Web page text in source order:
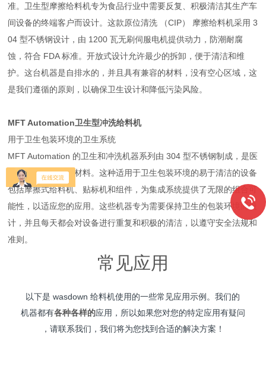
准。卫生型摩擦给料机专为食品行业中需要反复、积极清洁其生产车
间设备的终端客户而设计。这款原位清洗 （CIP） 摩擦给料机采用 3
04 型不锈钢设计，由 1200 瓦无刷伺服电机提供动力，防潮耐腐
蚀，符合 FDA 标准。开放式设计允许最少的拆卸，便于清洁和维
护。这台机器是自排水的，并且具有兼容的材料，没有空心区域，这
是我们遵循的原则，以确保卫生设计和降低污染风险。
MFT Automation卫生型冲洗给料机
用于卫生包装环境的卫生系统
MFT Automation 的卫生和冲洗机器系列由 304 型不锈钢制成，是医
疗和食品级应用的材料。这种适用于卫生包装环境的易于清洁的设备
包括摩擦式给料机、贴标机和组件，为集成系统提供了无限的组合可
能性，以适应您的应用。这些机器专为需要保持卫生的包装环境而设
计，并且每天都会对设备进行重复和积极的清洁，以遵守安全法规和
准则。
常见应用
以下是 wasdown 给料机使用的一些常见应用示例。我们的
机器都有各种各样的应用，所以如果您对您的特定应用有疑问
，请联系我们，我们将为您找到合适的解决方案！